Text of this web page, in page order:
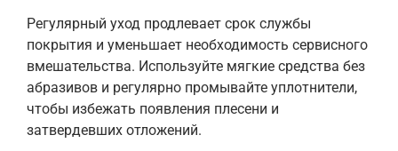
Регулярный уход продлевает срок службы
покрытия и уменьшает необходимость сервисного
вмешательства. Используйте мягкие средства без
абразивов и регулярно промывайте уплотнители,
чтобы избежать появления плесени и
затвердевших отложений.